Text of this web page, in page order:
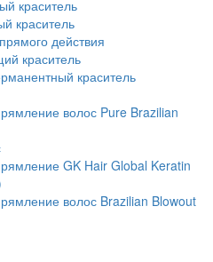
краситель
краситель
действия
краситель
краситель
волос Pure Brazilian
GK Hair Global Keratin
волос Brazilian Blowout